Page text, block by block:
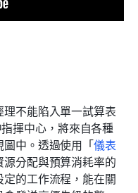
不能陷入單一試算表
揮中心，將來自各種
中。透過使用「儀表
分配與預算消耗率的
的工作流程，能在關